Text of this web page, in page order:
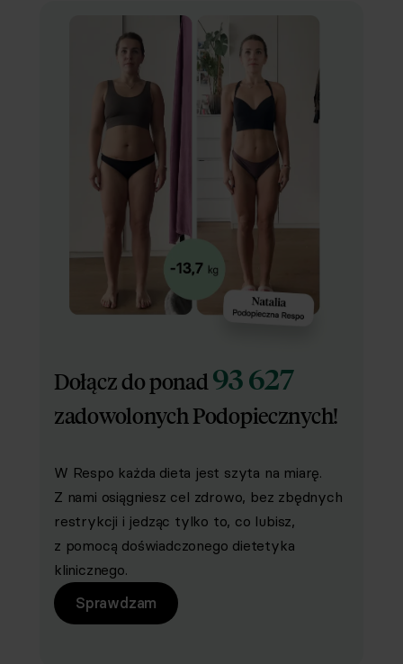
Dołącz do ponad93 627
zadowolonych Podopiecznych!
W Respo każda dieta jest szyta na miarę.
Z nami osiągniesz cel zdrowo, bez zbędnych
restrykcji i jedząc tylko to, co lubisz,
z pomocą doświadczonego dietetyka
klinicznego.
Sprawdzam